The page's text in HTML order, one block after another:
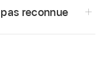
reconnue